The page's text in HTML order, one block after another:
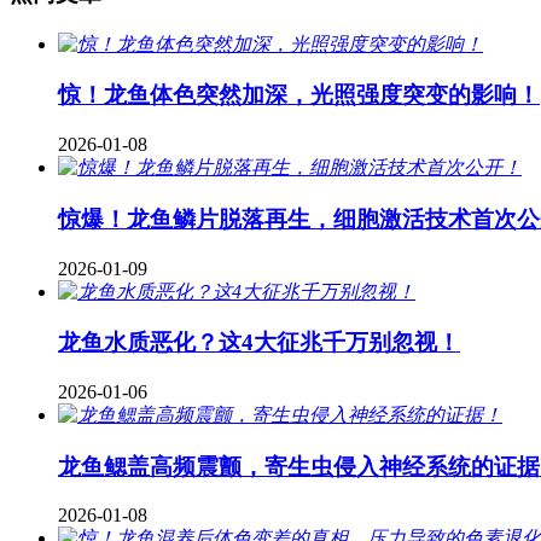
惊！龙鱼体色突然加深，光照强度突变的影响！
2026-01-08
惊爆！龙鱼鳞片脱落再生，细胞激活技术首次
2026-01-09
龙鱼水质恶化？这4大征兆千万别忽视！
2026-01-06
龙鱼鳃盖高频震颤，寄生虫侵入神经系统的证
2026-01-08